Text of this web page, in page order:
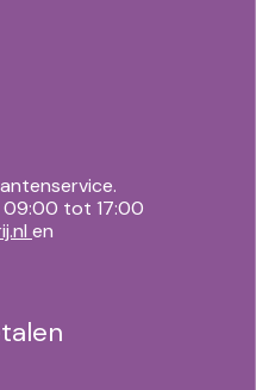
09:00 tot 17:00
en